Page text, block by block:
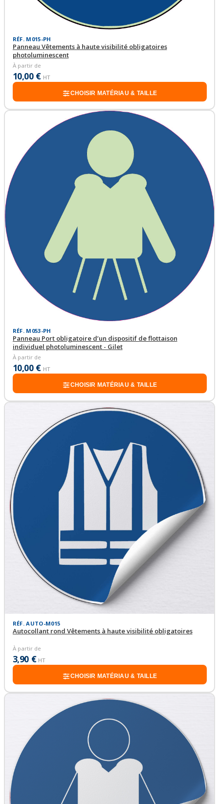
RÉF. M015-PH
Panneau Vêtements à haute visibilité obligatoires
photoluminescent
À partir de
10,00 € HT
CHOISIR MATÉRIAU & TAILLE
RÉF. M053-PH
Panneau Port obligatoire d’un dispositif de flottaison
individuel photoluminescent - Gilet
À partir de
10,00 € HT
CHOISIR MATÉRIAU & TAILLE
RÉF. AUTO-M015
Autocollant rond Vêtements à haute visibilité obligatoires
À partir de
3,90 € HT
CHOISIR MATÉRIAU & TAILLE